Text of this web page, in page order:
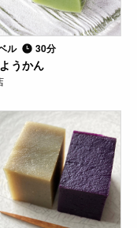
ル 30分
うかん